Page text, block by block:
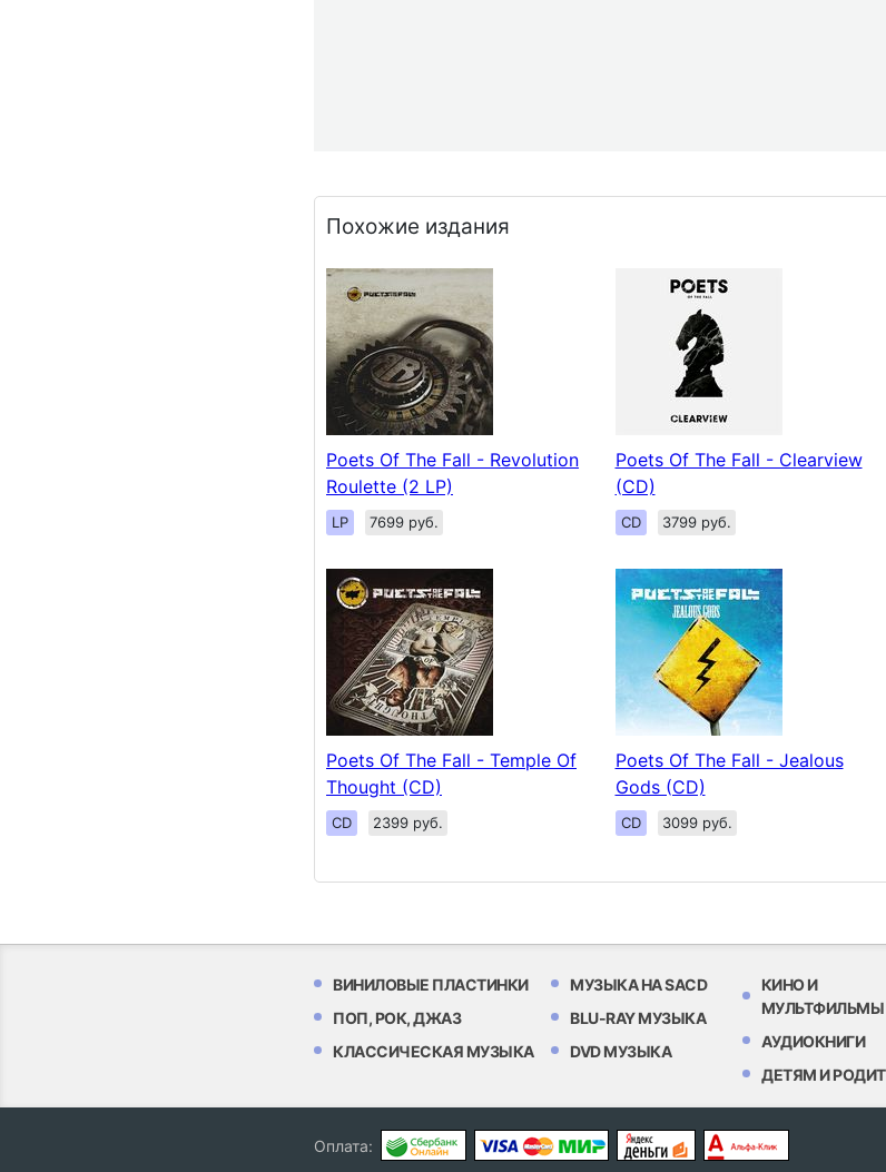
Похожие издания
Poets Of The Fall - Revolution
Roulette (2 LP)
LP 7699 руб.
Poets Of The Fall - Clearview
(CD)
CD 3799 руб.
Poets Of The Fall - Temple Of
Thought (CD)
CD 2399 руб.
Poets Of The Fall - Jealous
Gods (CD)
CD 3099 руб.
ВИНИЛОВЫЕ ПЛАСТИНКИ
ПОП, РОК, ДЖАЗ
КЛАССИЧЕСКАЯ МУЗЫКА
МУЗЫКА НА SACD
BLU-RAY МУЗЫКА
DVD МУЗЫКА
КИНО И
МУЛЬТФИЛЬМЫ
АУДИОКНИГИ
ДЕТЯМ И
Оплата: